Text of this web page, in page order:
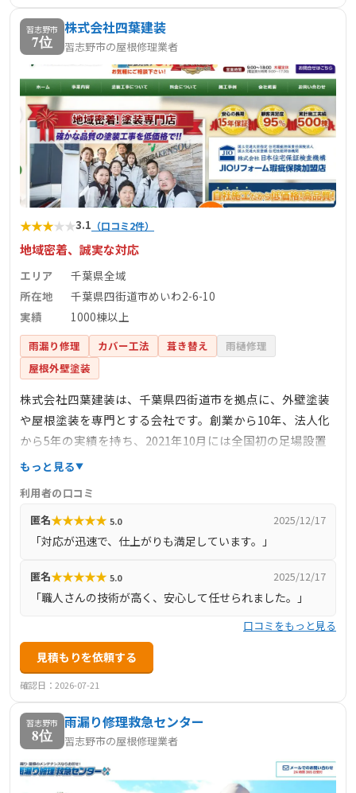
習志野市
7位
株式会社四葉建装
習志野市の屋根修理業者
★★★★★3.1 （口コミ2件）
地域密着、誠実な対応
エリア
千葉県全域
所在地
千葉県四街道市めいわ2-6-10
実績
1000棟以上
雨漏り修理 カバー工法 葺き替え
雨樋修理
屋根外壁塗装
株式会社四葉建装は、千葉県四街道市を拠点に、外壁塗装
や屋根塗装を専門とする会社です。創業から10年、法人化
から5年の実績を持ち、2021年10月には全国初の足場設置
型体験ショールームを併設しました。地元密着型の営業ス
自社で職人を抱え、外壁塗装のスペシャリストとして、千
葉県内の住宅に対し、技術面・価格面の両方で価値あるサ
ービスを提供しています。お客様の満足を第一に考え、誠
もっと見る
利用者の口コミ
匿名★★★★★ 5.0 2025/12/17
「対応が迅速で、仕上がりも満足しています。」
匿名★★★★★ 5.0 2025/12/17
「職人さんの技術が高く、安心して任せられました。」
口コミをもっと見る
見積もりを依頼する
確認日：2026-07-21
習志野市
8位
雨漏り修理救急センター
習志野市の屋根修理業者